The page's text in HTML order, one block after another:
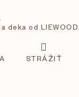
deka od LIEWOOD.
STRÁŽIŤ